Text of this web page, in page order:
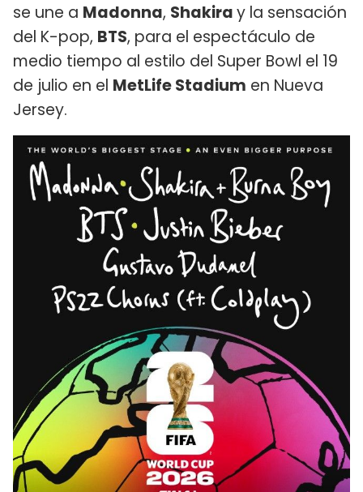
se une a Madonna, Shakiray la sensación
del K-pop, BTS, para el espectáculo de
medio tiempo al estilo del Super Bowl el 19
de julio en el MetLife Stadium en Nueva
Jersey.